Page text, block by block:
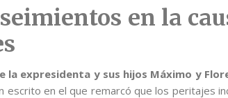
en la
la expresidenta y sus hijos Máximo y
escrito en el que remarcó que los peritajes